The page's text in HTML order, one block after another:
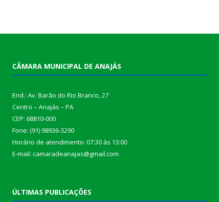
CÂMARA MUNICIPAL DE ANAJÁS
End.: Av. Barão do Rio Branco, 27
Centro – Anajás – PA
CEP: 68810-000
Fone: (91) 98936-3290
Horário de atendimento: 07:30 às 13:00
E-mail: camaradeanajas@gmail.com
ÚLTIMAS PUBLICAÇÕES